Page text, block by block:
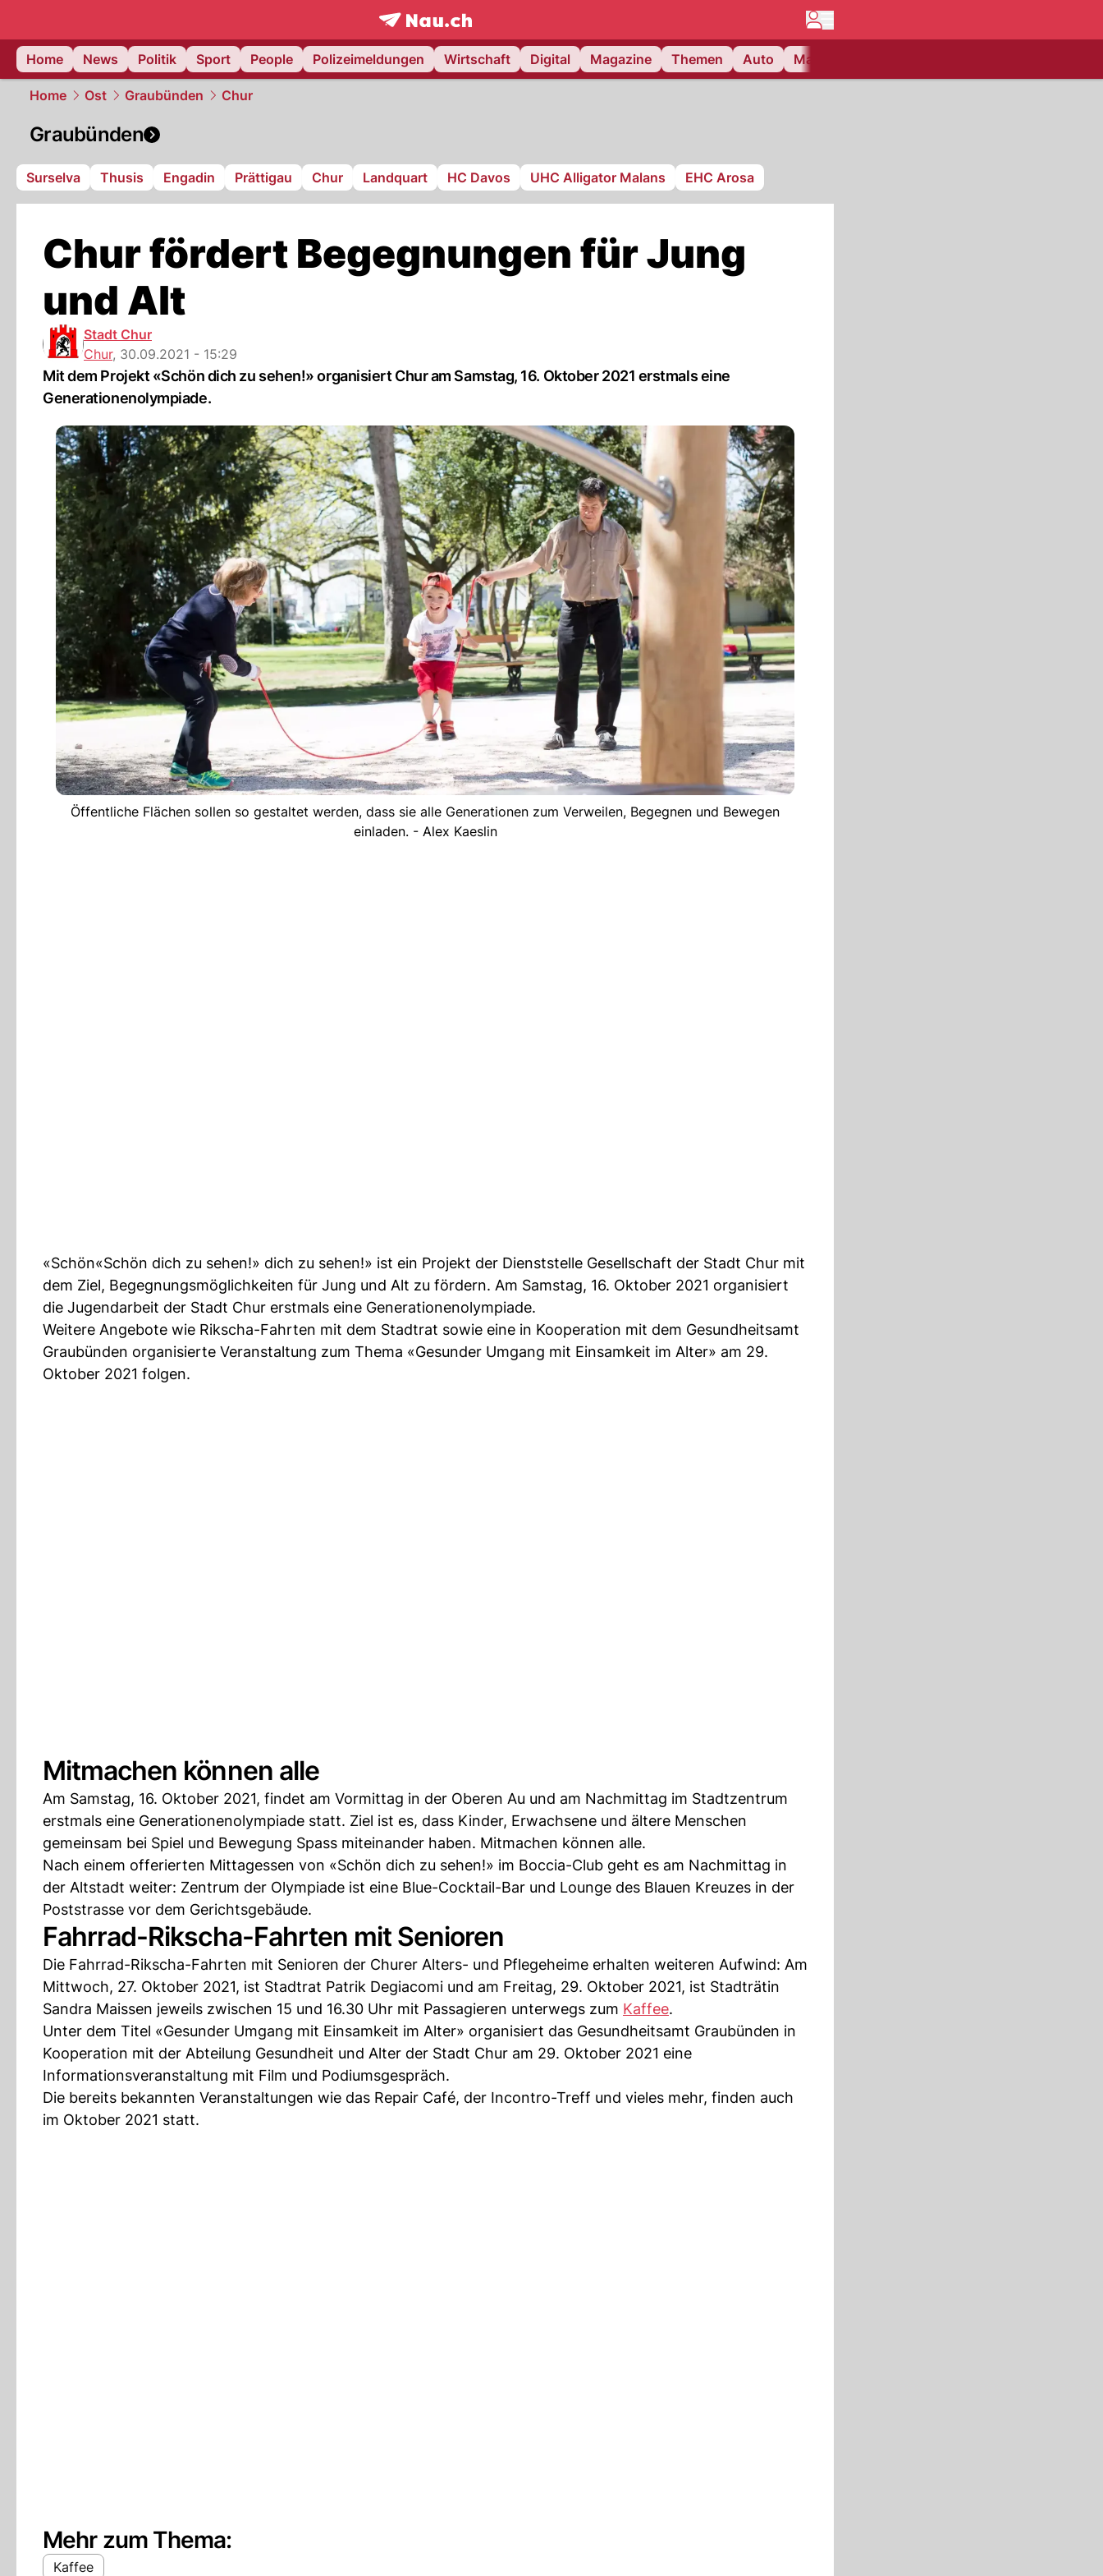
frontpage.NAU.ch
Home
News Politik Sport People Polizeimeldungen Wirtschaft Digital Magazine Themen Auto Matchcenter
Home Ost Graubünden Chur
Graubünden
Surselva Thusis Engadin Prättigau Chur Landquart HC Davos UHC Alligator Malans EHC Arosa
Chur fördert Begegnungen für Jung
und Alt
Stadt Chur
Chur, 30.09.2021 - 15:29
Mit dem Projekt «Schön dich zu sehen!» organisiert Chur am Samstag, 16. Oktober 2021 erstmals eine
Generationenolympiade.
Öffentliche Flächen sollen so gestaltet werden, dass sie alle Generationen zum Verweilen, Begegnen und Bewegen
einladen. - Alex Kaeslin
«Schön«Schön dich zu sehen!» dich zu sehen!» ist ein Projekt der Dienststelle Gesellschaft der Stadt Chur mit
dem Ziel, Begegnungsmöglichkeiten für Jung und Alt zu fördern. Am Samstag, 16. Oktober 2021 organisiert
die Jugendarbeit der Stadt Chur erstmals eine Generationenolympiade.
Weitere Angebote wie Rikscha-Fahrten mit dem Stadtrat sowie eine in Kooperation mit dem Gesundheitsamt
Graubünden organisierte Veranstaltung zum Thema «Gesunder Umgang mit Einsamkeit im Alter» am 29.
Oktober 2021 folgen.
Mitmachen können alle
Am Samstag, 16. Oktober 2021, findet am Vormittag in der Oberen Au und am Nachmittag im Stadtzentrum
erstmals eine Generationenolympiade statt. Ziel ist es, dass Kinder, Erwachsene und ältere Menschen
gemeinsam bei Spiel und Bewegung Spass miteinander haben. Mitmachen können alle.
Nach einem offerierten Mittagessen von «Schön dich zu sehen!» im Boccia-Club geht es am Nachmittag in
der Altstadt weiter: Zentrum der Olympiade ist eine Blue-Cocktail-Bar und Lounge des Blauen Kreuzes in der
Poststrasse vor dem Gerichtsgebäude.
Fahrrad-Rikscha-Fahrten mit Senioren
Die Fahrrad-Rikscha-Fahrten mit Senioren der Churer Alters- und Pflegeheime erhalten weiteren Aufwind: Am
Mittwoch, 27. Oktober 2021, ist Stadtrat Patrik Degiacomi und am Freitag, 29. Oktober 2021, ist Stadträtin
Sandra Maissen jeweils zwischen 15 und 16.30 Uhr mit Passagieren unterwegs zum Kaffee.
Unter dem Titel «Gesunder Umgang mit Einsamkeit im Alter» organisiert das Gesundheitsamt Graubünden in
Kooperation mit der Abteilung Gesundheit und Alter der Stadt Chur am 29. Oktober 2021 eine
Informationsveranstaltung mit Film und Podiumsgespräch.
Die bereits bekannten Veranstaltungen wie das Repair Café, der Incontro-Treff und vieles mehr, finden auch
im Oktober 2021 statt.
Mehr zum Thema:
Kaffee